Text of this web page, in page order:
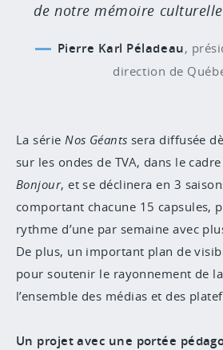
de notre mémoire
Pierre Karl Péladeau,
direction de
La sérieNos Géants sera diffusée
sur les ondes de TVA, dans le
Bonjour, et se déclinera en 3
comportant chacune 15 capsules,
rythme d’une par semaine avec
De plus, un important plan de
pour soutenir le rayonnement de
l’ensemble des médias et des
Un projet avec une portée